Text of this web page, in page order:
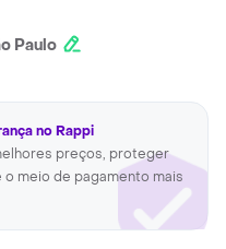
Paulo
no Rappi
preços, proteger
meio de pagamento mais